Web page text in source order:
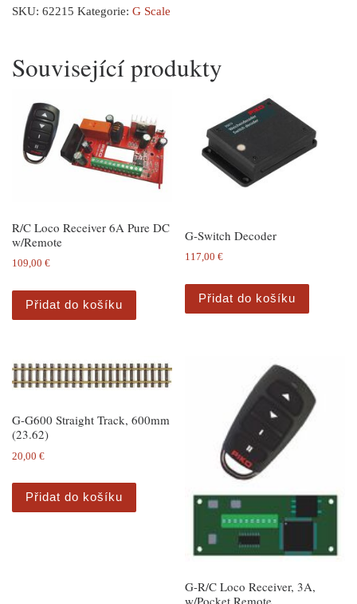
SKU: 62215 Kategorie: G Scale
Související produkty
R/C Loco Receiver 6A Pure DC
w/Remote
109,00 €
Přidat do košíku
G-Switch Decoder
117,00€
Přidat do košíku
G-G600 Straight Track, 600mm
(23.62)
20,00 €
Přidat do košíku
G-R/C Loco Receiver, 3A,